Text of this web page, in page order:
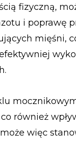
fizyczną,
i poprawę
mięśni,
również
więc